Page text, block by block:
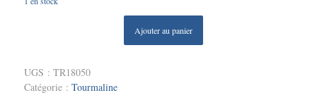
Ajouter au panier
UGS : TR18050
Catégorie : Tourmaline